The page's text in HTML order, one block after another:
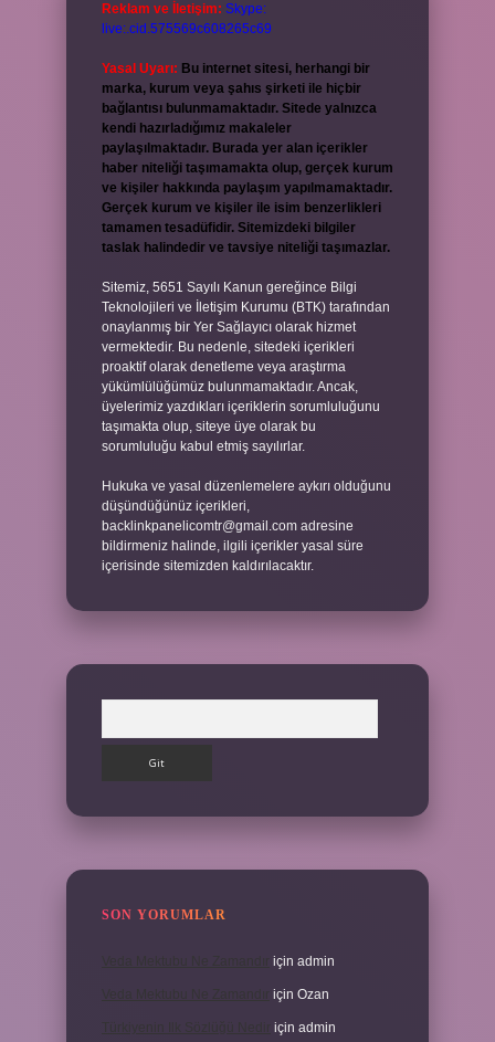
Reklam ve İletişim: Skype:
live:.cid.575569c608265c69
Yasal Uyarı: Bu internet sitesi, herhangi bir
marka, kurum veya şahıs şirketi ile hiçbir
bağlantısı bulunmamaktadır. Sitede yalnızca
kendi hazırladığımız makaleler
paylaşılmaktadır. Burada yer alan içerikler
haber niteliği taşımamakta olup, gerçek kurum
ve kişiler hakkında paylaşım yapılmamaktadır.
Gerçek kurum ve kişiler ile isim benzerlikleri
tamamen tesadüfidir. Sitemizdeki bilgiler
taslak halindedir ve tavsiye niteliği taşımazlar.
Sitemiz, 5651 Sayılı Kanun gereğince Bilgi
Teknolojileri ve İletişim Kurumu (BTK) tarafından
onaylanmış bir Yer Sağlayıcı olarak hizmet
vermektedir. Bu nedenle, sitedeki içerikleri
proaktif olarak denetleme veya araştırma
yükümlülüğümüz bulunmamaktadır. Ancak,
üyelerimiz yazdıkları içeriklerin sorumluluğunu
taşımakta olup, siteye üye olarak bu
sorumluluğu kabul etmiş sayılırlar.
Hukuka ve yasal düzenlemelere aykırı olduğunu
düşündüğünüz içerikleri,
backlinkpanelicomtr@gmail.com adresine
bildirmeniz halinde, ilgili içerikler yasal süre
içerisinde sitemizden kaldırılacaktır.
SON YORUMLAR
için admin
için Ozan
için admin